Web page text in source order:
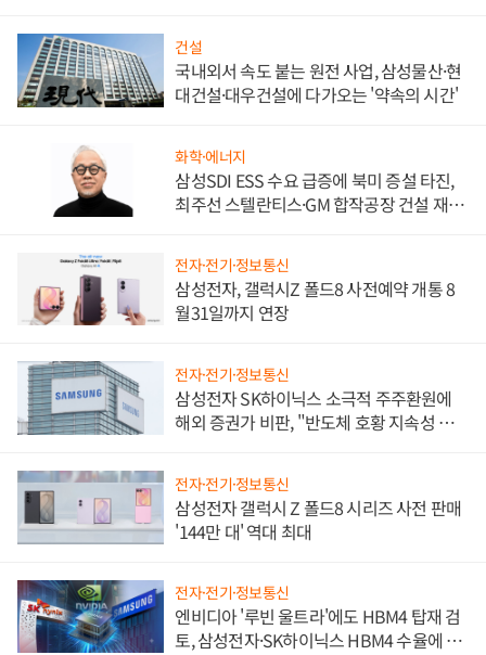
건설
국내외서 속도 붙는 원전 사업, 삼성물산·현
대건설·대우건설에 다가오는 '약속의 시간'
화학·에너지
삼성SDI ESS 수요 급증에 북미 증설 타진,
최주선 스텔란티스·GM 합작공장 건설 재추
전자·전기·정보통신
삼성전자, 갤럭시Z 폴드8 사전예약 개통 8
월31일까지 연장
전자·전기·정보통신
삼성전자 SK하이닉스 소극적 주주환원에
해외 증권가 비판, "반도체 호황 지속성 의
전자·전기·정보통신
삼성전자 갤럭시 Z 폴드8 시리즈 사전 판매
'144만 대' 역대 최대
전자·전기·정보통신
엔비디아 '루빈 울트라'에도 HBM4 탑재 검
토, 삼성전자·SK하이닉스 HBM4 수율에 주